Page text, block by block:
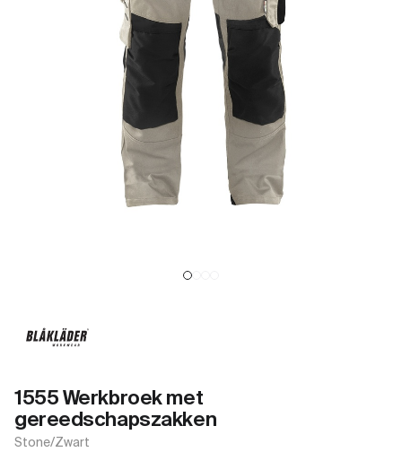
1555 Werkbroek met
gereedschapszakken
Stone/Zwart